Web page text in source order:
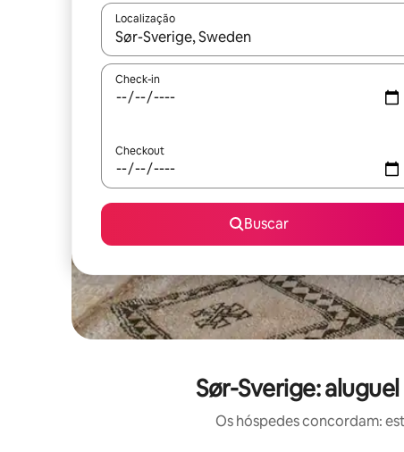
Localização
Quando os resultados estiverem disponíveis,
Check-in
Checkout
Buscar
Sør-Sverige:
Os hóspedes concordam: